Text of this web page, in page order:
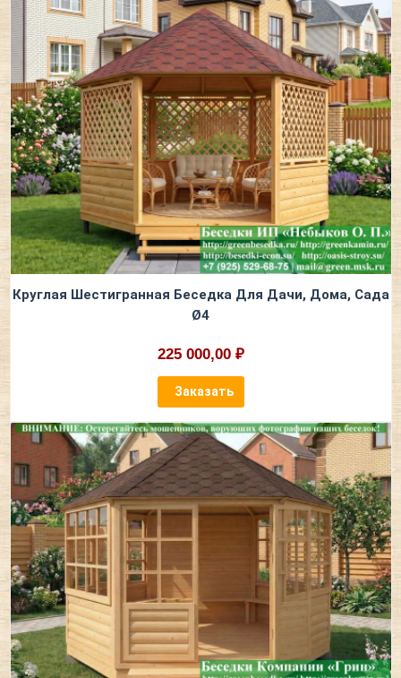
Круглая Шестигранная Беседка Для Дачи, Дома, Сада
Ø4
225 000,00 ₽
Заказать